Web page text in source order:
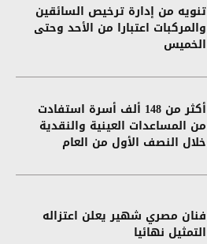
تنويه من إدارة ترخيص السائقين
والمركبات اعتبارا من الأحد وحتى
الخميس
أكثر من 148 ألف أسرة استفادت
من المساعدات العينية والنقدية
خلال النصف الأول من العام
فنان مصري شهير يعلن اعتزاله
التمثيل نهائيا